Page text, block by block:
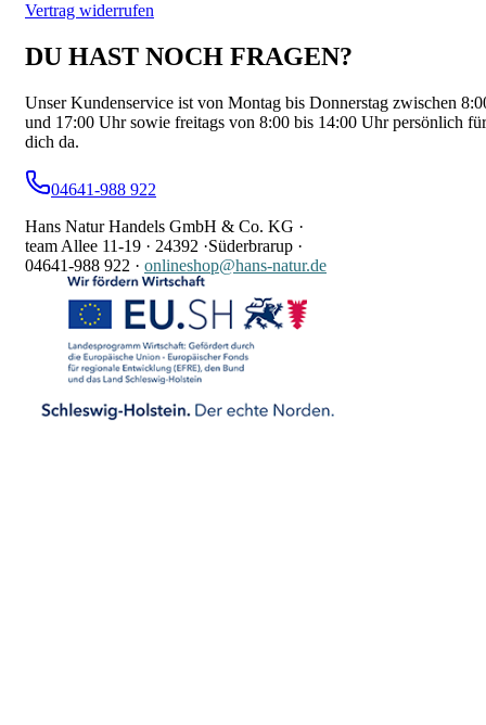
Vertrag widerrufen
DU HAST NOCH FRAGEN?
Unser Kundenservice ist von Montag bis Donnerstag zwischen
und 17:00 Uhr sowie freitags von 8:00 bis 14:00 Uhr persönlich für
dich da.
04641-988 922
Hans Natur Handels GmbH & Co. KG ·
team Allee 11-19 · 24392 ·Süderbrarup ·
04641-988 922 · onlineshop@hans-natur.de